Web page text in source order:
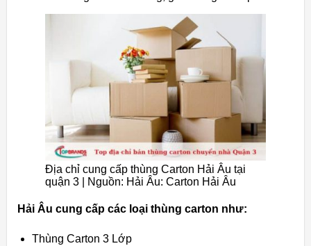
Địa chỉ cung cấp thùng Carton Hải Âu tại
quận 3 | Nguồn: Hải Âu: Carton Hải Âu
Hải Âu cung cấp các loại thùng carton như:
Thùng Carton 3 Lớp